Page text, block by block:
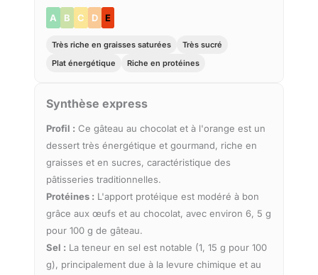
A B C D E
Très riche en graisses saturées
Très sucré
Plat énergétique
Riche en protéines
Synthèse express
Profil : Ce gâteau au chocolat et à l'orange est un
dessert très énergétique et gourmand, riche en
graisses et en sucres, caractéristique des
pâtisseries traditionnelles.
Protéines : L'apport protéique est modéré à bon
grâce aux œufs et au chocolat, avec environ 6, 5 g
pour 100 g de gâteau.
Sel : La teneur en sel est notable (1, 15 g pour 100
g), principalement due à la levure chimique et au